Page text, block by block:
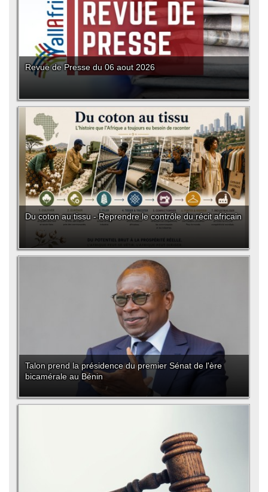
Revue de Presse du 06 aout 2026
Du coton au tissu - Reprendre le contrôle du récit africain
Talon prend la présidence du premier Sénat de l'ère
bicamérale au Bénin